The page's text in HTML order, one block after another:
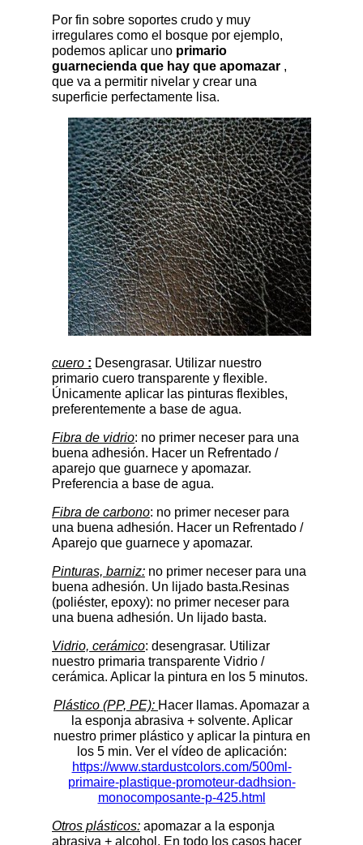
Por fin sobre soportes crudo y muy
irregulares como el bosque por ejemplo,
podemos aplicar uno primario
guarnecienda que hay que apomazar ,
que va a permitir nivelar y crear una
superficie perfectamente lisa.
cuero : Desengrasar. Utilizar nuestro
primario cuero transparente y flexible.
Únicamente aplicar las pinturas flexibles,
preferentemente a base de agua.
Fibra de vidrio: no primer neceser para una
buena adhesión. Hacer un Refrentado /
aparejo que guarnece y apomazar.
Preferencia a base de agua.
Fibra de carbono: no primer neceser para
una buena adhesión. Hacer un Refrentado /
Aparejo que guarnece y apomazar.
Pinturas, barniz: no primer neceser para una
buena adhesión. Un lijado basta.Resinas
(poliéster, epoxy): no primer neceser para
una buena adhesión. Un lijado basta.
Vidrio, cerámico: desengrasar. Utilizar
nuestro primaria transparente Vidrio /
cerámica. Aplicar la pintura en los 5 minutos.
Plástico (PP, PE): Hacer llamas. Apomazar a
la esponja abrasiva + solvente. Aplicar
nuestro primer plástico y aplicar la pintura en
los 5 min. Ver el vídeo de aplicación:
https://www.stardustcolors.com/500ml-
primaire-plastique-promoteur-dadhsion-
monocomposante-p-425.html
Otros plásticos: apomazar a la esponja
abrasiva + alcohol. En todo los casos hacer